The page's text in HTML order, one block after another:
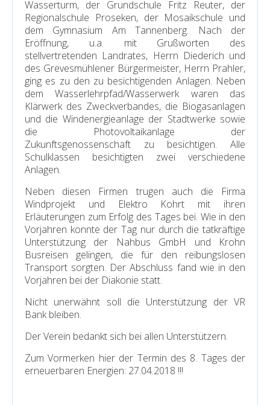
Wasserturm, der Grundschule Fritz Reuter, der
Regionalschule Proseken, der Mosaikschule und
dem Gymnasium Am Tannenberg. Nach der
Eröffnung, u.a. mit Grußworten des
stellvertretenden Landrates, Herrn Diederich und
des Grevesmühlener Bürgermeister, Herrn Prahler,
ging es zu den zu besichtigenden Anlagen. Neben
dem Wasserlehrpfad/Wasserwerk waren das
Klärwerk des Zweckverbandes, die Biogasanlagen
und die Windenergieanlage der Stadtwerke sowie
die Photovoltaikanlage der
Zukunftsgenossenschaft zu besichtigen. Alle
Schulklassen besichtigten zwei verschiedene
Anlagen.
Neben diesen Firmen trugen auch die Firma
Windprojekt und Elektro Kohrt mit ihren
Erläuterungen zum Erfolg des Tages bei. Wie in den
Vorjahren konnte der Tag nur durch die tatkräftige
Unterstützung der Nahbus GmbH und Krohn
Busreisen gelingen, die für den reibungslosen
Transport sorgten. Der Abschluss fand wie in den
Vorjahren bei der Diakonie statt.
Nicht unerwähnt soll die Unterstützung der VR
Bank bleiben.
Der Verein bedankt sich bei allen Unterstützern.
Zum Vormerken hier der Termin des 8. Tages der
erneuerbaren Energien: 27.04.2018 !!!